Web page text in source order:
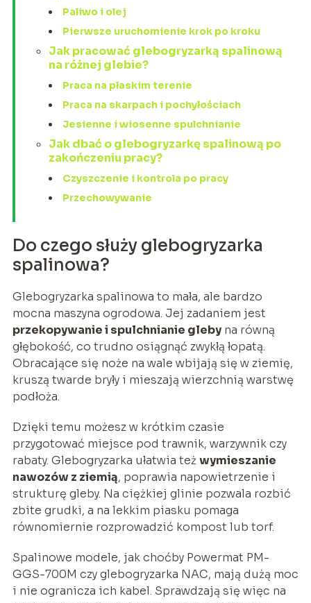
Paliwo i olej
Pierwsze uruchomienie krok po kroku
Jak pracować glebogryzarką spalinową
na różnej glebie?
Praca na płaskim terenie
Praca na skarpach i pochyłościach
Jesienne i wiosenne spulchnianie
Jak dbać o glebogryzarkę spalinową po
zakończeniu pracy?
Czyszczenie i kontrola po pracy
Przechowywanie
Do czego służy glebogryzarka
spalinowa?
Glebogryzarka spalinowa to mała, ale bardzo
mocna maszyna ogrodowa. Jej zadaniem jest
przekopywanie i spulchnianie glebyna równą
głębokość, co trudno osiągnąć zwykłą łopatą.
Obracające się noże na wale wbijają się w ziemię,
kruszą twarde bryły i mieszają wierzchnią warstwę
podłoża.
Dzięki temu możesz w krótkim czasie
przygotować miejsce pod trawnik, warzywnik czy
rabaty. Glebogryzarka ułatwia teżwymieszanie
nawozów z ziemią, poprawia napowietrzenie i
strukturę gleby. Na ciężkiej glinie pozwala rozbić
zbite grudki, a na lekkim piasku pomaga
równomiernie rozprowadzić kompost lub torf.
Spalinowe modele, jak choćby Powermat PM-
GGS-700M czy glebogryzarka NAC, mają dużą moc
i nie ogranicza ich kabel. Sprawdzają się więc na